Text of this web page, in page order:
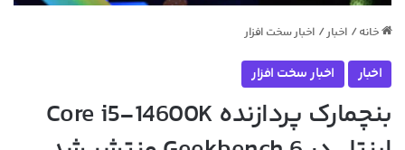
خانه / اخبار / اخبار سخت افزار
اخبار اخبار سخت افزار
بنچمارک پردازنده Core i5-14600K